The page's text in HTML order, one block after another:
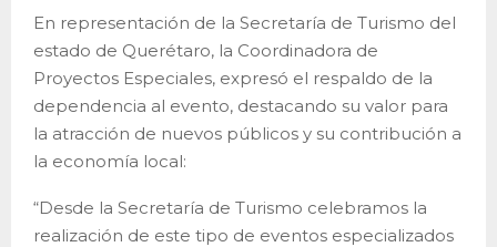
En representación de la Secretaría de Turismo del
estado de Querétaro, la Coordinadora de
Proyectos Especiales, expresó el respaldo de la
dependencia al evento, destacando su valor para
la atracción de nuevos públicos y su contribución a
la economía local:
“Desde la Secretaría de Turismo celebramos la
realización de este tipo de eventos especializados